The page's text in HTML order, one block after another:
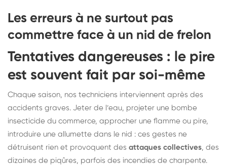
Les erreurs à ne surtout pas
commettre face à un nid de frelon
Tentatives dangereuses : le pire
est souvent fait par soi-même
Chaque saison, nos techniciens interviennent après des
accidents graves. Jeter de l’eau, projeter une bombe
insecticide du commerce, approcher une flamme ou pire,
introduire une allumette dans le nid : ces gestes ne
détruisent rien et provoquent des attaques collectives, des
dizaines de piqûres, parfois des incendies de charpente.